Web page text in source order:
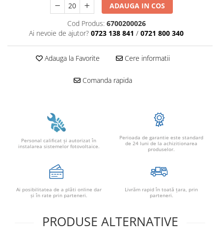
ADAUGA IN COS
Cod Produs: 6700200026
Ai nevoie de ajutor? 0723 138 841 / 0721 800 340
Adauga la Favorite Cere informatii
Comanda rapida
Personal calificat şi autorizat în
instalarea sistemelor fotovoltaice.
Perioada de garantie este standard
de 24 luni de la achizitionarea
produselor.
Ai posibilitatea de a plăti online dar
şi în rate prin parteneri.
Livrăm rapid în toată țara, prin
parteneri.
PRODUSE ALTERNATIVE